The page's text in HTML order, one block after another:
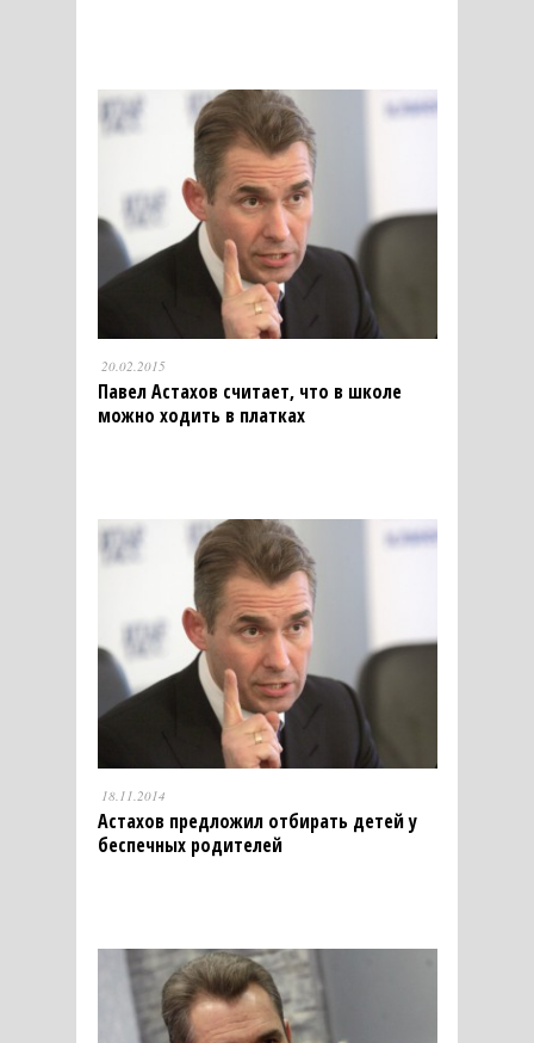
20.02.2015
Павел Астахов считает, что в школе
можно ходить в платках
18.11.2014
Астахов предложил отбирать детей у
беспечных родителей